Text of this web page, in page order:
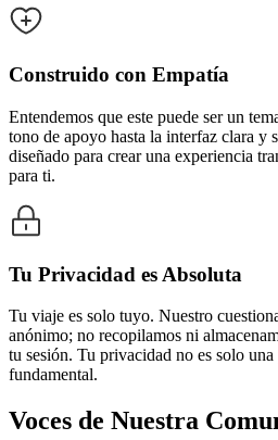
Construido con Empatía
Entendemos que este puede ser un
tono de apoyo hasta la interfaz clara y
diseñado para crear una experiencia
para ti.
Tu Privacidad es Absoluta
Tu viaje es solo tuyo. Nuestro
anónimo; no recopilamos ni
tu sesión. Tu privacidad no es solo
fundamental.
Voces de Nuestra